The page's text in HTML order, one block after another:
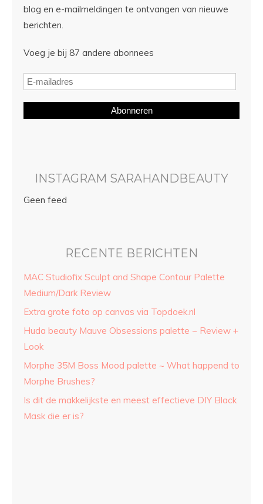
blog en e-mailmeldingen te ontvangen van nieuwe
berichten.
Voeg je bij 87 andere abonnees
Abonneren
INSTAGRAM SARAHANDBEAUTY
Geen feed
RECENTE BERICHTEN
MAC Studiofix Sculpt and Shape Contour Palette
Medium/Dark Review
Extra grote foto op canvas via Topdoek.nl
Huda beauty Mauve Obsessions palette ~ Review +
Look
Morphe 35M Boss Mood palette ~ What happend to
Morphe Brushes?
Is dit de makkelijkste en meest effectieve DIY Black
Mask die er is?